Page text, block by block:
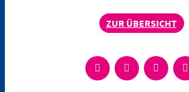
ZUR ÜBERSICHT